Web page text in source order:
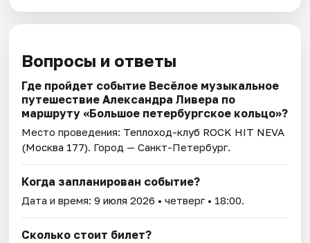
Вопросы и ответы
Где пройдет событие Весёлое музыкальное
путешествие Александра Ливера по
маршруту «Большое петербургское кольцо»?
Место проведения: Теплоход-клуб ROCK HIT NEVA
(Москва 177). Город — Санкт-Петербург.
Когда запланирован событие?
Дата и время:9 июля 2026 • четверг • 18:00.
Сколько стоит билет?